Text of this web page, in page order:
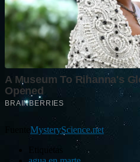
MysteryScience.net